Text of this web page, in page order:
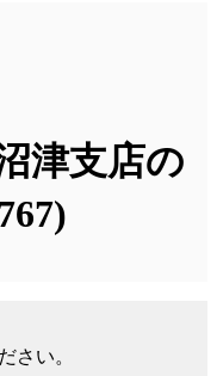
津支店の
さい。